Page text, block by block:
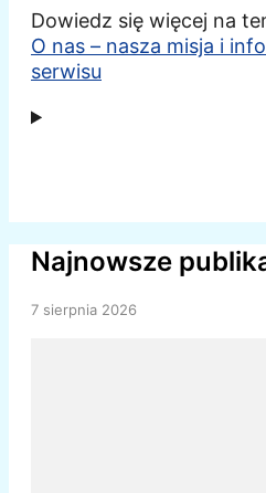
Dowiedz się więcej na
O nas – nasza misja i
serwisu
Najnowsze
7 sierpnia 2026